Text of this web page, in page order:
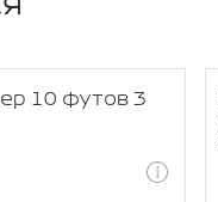
10 футов 3